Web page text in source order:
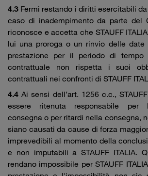
4.3 Fermi restando i diritti esercitabili da
caso di inadempimento da parte del
riconosce e accetta che STAUFF
lui una proroga o un rinvio delle
prestazione per il periodo di
contrattuale non rispetta i suoi
contrattuali nei confronti di STAUFF
4.4 Ai sensi dell’art. 1256 c.c.,
essere ritenuta responsabile per
consegna o per ritardi nella consegna,
siano causati da cause di forza
imprevedibili al momento della
e non imputabili a STAUFF ITALIA.
rendano impossibile per STAUFF